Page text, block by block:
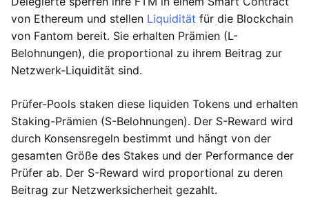
von Ethereum und stellen Liquidität für die Blockchain
von Fantom bereit. Sie erhalten Prämien (L-
Belohnungen), die proportional zu ihrem Beitrag zur
Netzwerk-Liquidität sind.
Prüfer-Pools staken diese liquiden Tokens und erhalten
Staking-Prämien (S-Belohnungen). Der S-Reward wird
durch Konsensregeln bestimmt und hängt von der
gesamten Größe des Stakes und der Performance der
Prüfer ab. Der S-Reward wird proportional zu deren
Beitrag zur Netzwerksicherheit gezahlt.